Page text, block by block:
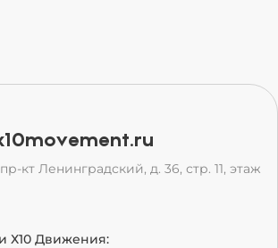
пр-кт Ленинградский, д. 36, стр. 11, этаж
Х10 Движения: